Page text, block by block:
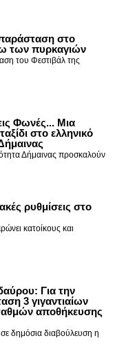
στο
των πυρκαγιών
του Φεστιβάλ της
Φωνές... Μια
στο ελληνικό
Δήμαινας προσκαλούν
ρυθμίσεις στο
κατοίκους και
Για την
3 γιγαντιαίων
αποθήκευσης
σε δημόσια διαβούλευση η